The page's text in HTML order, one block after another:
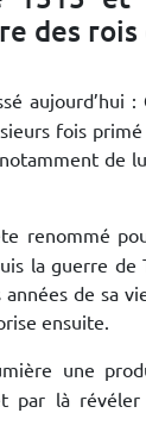
des rois
aujourd’hui :
fois
de
renommé
la guerre
de sa
ensuite.
une
par là